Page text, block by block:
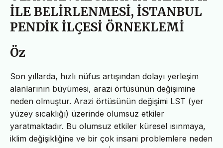
İLE BELİRLENMESİ, İSTANBUL
PENDİK İLÇESİ ÖRNEKLEMİ
Öz
Son yıllarda, hızlı nüfus artışından dolayı yerleşim
alanlarının büyümesi, arazi örtüsünün değişimine
neden olmuştur. Arazi örtüsünün değişimi LST (yer
yüzey sıcaklığı) üzerinde olumsuz etkiler
yaratmaktadır. Bu olumsuz etkiler küresel ısınmaya,
iklim değişikliğine ve bir çok insani problemlere neden